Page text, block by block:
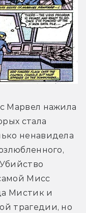
Марвел нажила
стала
ненавидела
Мисс
Мистик и
трагедии, но